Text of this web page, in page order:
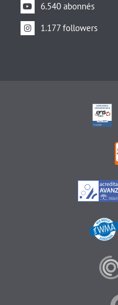
6.540 abonnés
1.177 followers